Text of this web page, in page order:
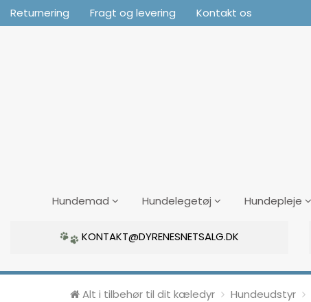
Returnering Fragt og levering Kontakt os
Hundemad Hundelegetøj Hundepleje
KONTAKT@DYRENESNETSALG.DK
Alt i tilbehør til dit kæledyr Hundeudstyr